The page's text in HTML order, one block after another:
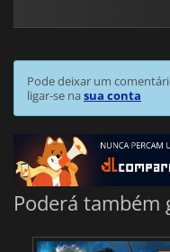
Pode deixar um
ligar-se nasua conta
Poderá também